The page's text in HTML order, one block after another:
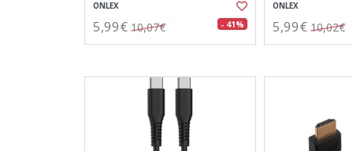
ONLEX
5,99€ 10,07€ - 41%
ONLEX
5,99€ 10,02€